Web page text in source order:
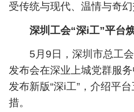
受传统与现代、温情与奇幻
深圳工会“深i工”平台
5月9日，深圳市总工
发布会在深业上城党群服
发布新版“深i工”，介绍平
措。